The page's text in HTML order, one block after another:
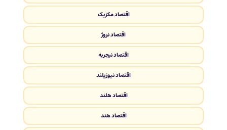
اقتصاد مکزیک
اقتصاد نروژ
اقتصاد نیجریه
اقتصاد نیوزیلند
اقتصاد هلند
اقتصاد هند